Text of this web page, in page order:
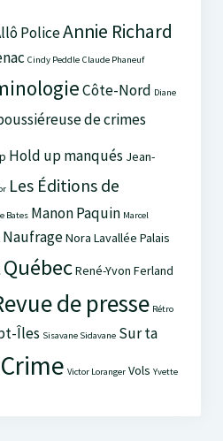
PoliceAnnie Richard
Cindy Peddle Claude Phaneuf
Côte-Nord Diane
de crimes
Hold up manqués Jean-
Les Éditions de
Bates Manon Paquin Marcel
NaufrageNora Lavallée Palais
QuébecRené-Yvon Ferland
de presse Rétro
Îles Sisavane Sidavane Sur ta
Victor Loranger Vols Yvette